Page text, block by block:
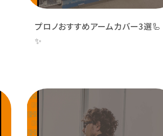
プロノおすすめアームカバー3選🦾
✨